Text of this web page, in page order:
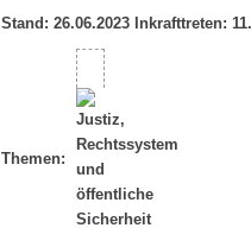
Stand: 26.06.2023 Inkrafttreten:
Themen: